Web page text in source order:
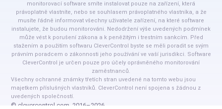
monitorovací software smíte instalovat pouze na zařízení, která
právoplatně vlastníte, nebo se souhlasem právoplatného vlastníka, a že
musíte řádně informovat všechny uživatele zařízení, na které software
instalujete, že budou monitorováni. Nedodržení výše uvedených podmínek
může vést k porušení zákona a k peněžitým i trestním sankcím. Před
stažením a použitím softwaru CleverControl byste se měli poradit se svým
právním poradcem o zákonnosti jeho používání ve vaší jurisdikci. Software
CleverControl je určen pouze pro účely oprávněného monitorování
zaměstnanců.
Všechny ochranné známky třetích stran uvedené na tomto webu jsou
majetkem příslušných vlastníků. CleverControl není spojena s žádnou z
uvedených společností.
© clevercontrol.com, 2016–2026